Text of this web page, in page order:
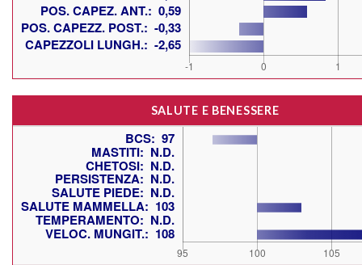
SALUTE E BENESSERE